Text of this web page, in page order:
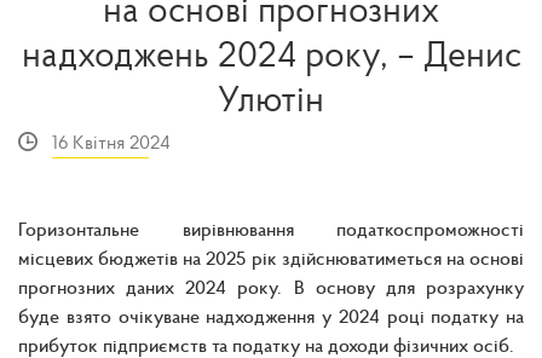
надходжень 2024 року, – Денис
Улютін
16 Квітня 2024
Горизонтальне вирівнювання податкоспроможності
місцевих бюджетів на 2025 рік здійснюватиметься на основі
прогнозних даних 2024 року. В основу для розрахунку
буде взято очікуване надходження у 2024 році податку на
прибуток підприємств та податку на доходи фізичних осіб.